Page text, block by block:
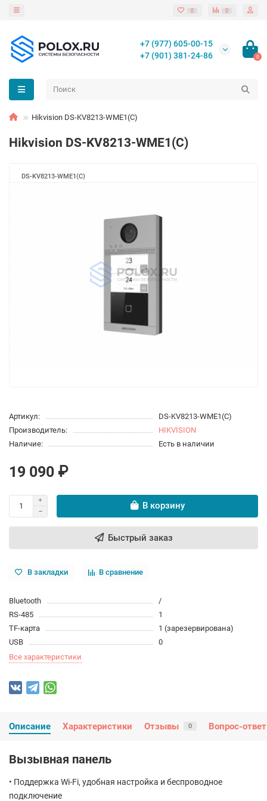
0 0
+7 (977) 605-00-15
+7 (901) 381-24-86
0
Hikvision DS-KV8213-WME1(C)
Hikvision DS-KV8213-WME1(C)
DS-KV8213-WME1(C)
Артикул:
DS-KV8213-WME1(C)
Производитель:
HIKVISION
Наличие:
Есть в наличии
19 090 ₽
В корзину
Быстрый заказ
В закладки В сравнение
Bluetooth
/
RS-485
1
TF-карта
1 (зарезервирована)
USB
0
Все характеристики
Описание Характеристики Отзывы 0 Вопрос-ответ
Вызывная панель
• Поддержка Wi-Fi, удобная настройка и беспроводное
подключение